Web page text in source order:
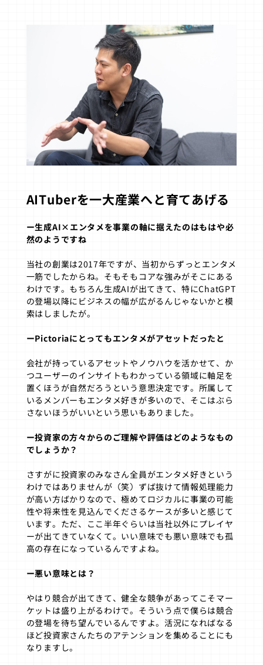
AITuberを一大産業へと育てあげる
ー生成AI×エンタメを事業の軸に据えたのはもはや必
然のようですね
当社の創業は2017年ですが、当初からずっとエンタメ
一筋でしたからね。そもそもコアな強みがそこにある
わけです。もちろん生成AIが出てきて、特にChatGPT
の登場以降にビジネスの幅が広がるんじゃないかと模
索はしましたが。
ーPictoriaにとってもエンタメがアセットだったと
会社が持っているアセットやノウハウを活かせて、か
つユーザーのインサイトもわかっている領域に軸足を
置くほうが自然だろうという意思決定です。所属して
いるメンバーもエンタメ好きが多いので、そこはぶら
さないほうがいいという思いもありました。
ー投資家の方々からのご理解や評価はどのようなもの
でしょうか？
さすがに投資家のみなさん全員がエンタメ好きという
わけではありませんが（笑）ずば抜けて情報処理能力
が高い方ばかりなので、極めてロジカルに事業の可能
性や将来性を見込んでくださるケースが多いと感じて
います。ただ、ここ半年ぐらいは当社以外にプレイヤ
ーが出てきていなくて。いい意味でも悪い意味でも孤
高の存在になっているんですよね。
ー悪い意味とは？
やはり競合が出てきて、健全な競争があってこそマー
ケットは盛り上がるわけで。そういう点で僕らは競合
の登場を待ち望んでいるんですよ。活況になればなる
ほど投資家さんたちのアテンションを集めることにも
なりますし。